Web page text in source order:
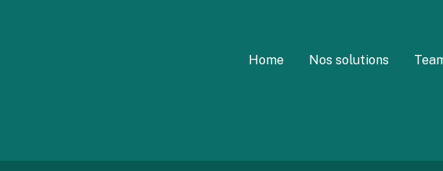
Home Nos solutions